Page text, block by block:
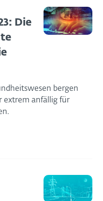
Die
bergen
extrem anfällig für